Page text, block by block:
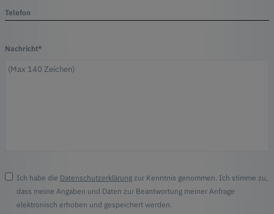
Telefon
Nachricht*
Ich habe die Datenschutzerklärungzur Kenntnis genommen. Ich stimme zu,
dass meine Angaben und Daten zur Beantwortung meiner Anfrage
elektronisch erhoben und gespeichert werden.